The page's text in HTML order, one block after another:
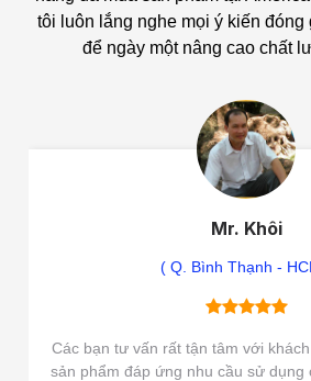
tôi luôn lắng nghe mọi ý kiến đóng
để ngày một nâng cao chất
Mr. Khôi
( Q. Bình Thạnh -
Các bạn tư vấn rất tận tâm với
sản phẩm đáp ứng nhu cầu sử dụng